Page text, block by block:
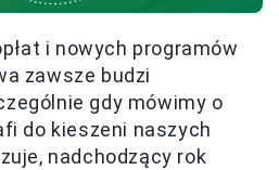
i nowych programów
zawsze budzi
gdy mówimy o
do kieszeni naszych
nadchodzący rok